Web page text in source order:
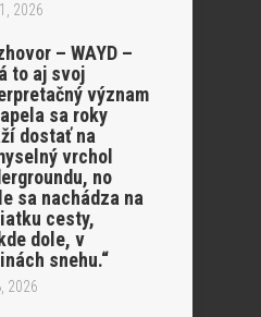
2026
– WAYD –
to aj svoj
význam
sa roky
dostať na
vrchol
no
sa nachádza na
cesty,
dole, v
snehu.“
2026